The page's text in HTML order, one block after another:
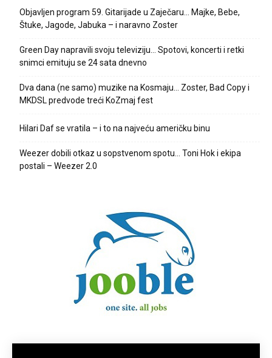
Objavljen program 59. Gitarijade u Zaječaru… Majke, Bebe,
Štuke, Jagode, Jabuka – i naravno Zoster
Green Day napravili svoju televiziju… Spotovi, koncerti i retki
snimci emituju se 24 sata dnevno
Dva dana (ne samo) muzike na Kosmaju… Zoster, Bad Copy i
MKDSL predvode treći KoZmaj fest
Hilari Daf se vratila – i to na najveću američku binu
Weezer dobili otkaz u sopstvenom spotu… Toni Hok i ekipa
postali – Weezer 2.0